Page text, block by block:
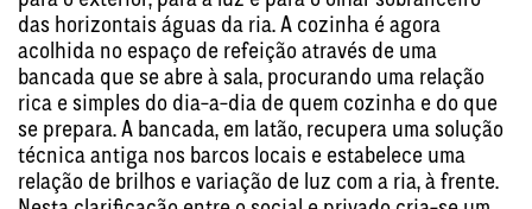
das horizontais águas da ria. A cozinha é agora
acolhida no espaço de refeição através de uma
bancada que se abre à sala, procurando uma relação
rica e simples do dia-a-dia de quem cozinha e do que
se prepara. A bancada, em latão, recupera uma solução
técnica antiga nos barcos locais e estabelece uma
relação de brilhos e variação de luz com a ria, à frente.